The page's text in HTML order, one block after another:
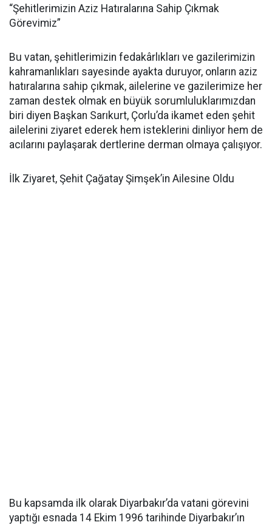
“Şehitlerimizin Aziz Hatıralarına Sahip Çıkmak
Görevimiz”
Bu vatan, şehitlerimizin fedakârlıkları ve gazilerimizin
kahramanlıkları sayesinde ayakta duruyor, onların aziz
hatıralarına sahip çıkmak, ailelerine ve gazilerimize her
zaman destek olmak en büyük sorumluluklarımızdan
biri diyen Başkan Sarıkurt, Çorlu’da ikamet eden şehit
ailelerini ziyaret ederek hem isteklerini dinliyor hem de
acılarını paylaşarak dertlerine derman olmaya çalışıyor.
İlk Ziyaret, Şehit Çağatay Şimşek’in Ailesine Oldu
Bu kapsamda ilk olarak Diyarbakır’da vatani görevini
yaptığı esnada 14 Ekim 1996 tarihinde Diyarbakır’ın